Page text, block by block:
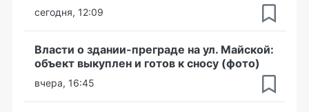
сегодня, 12:09
Власти о здании-преграде на ул. Майской:
объект выкуплен и готов к сносу (фото)
вчера, 16:45